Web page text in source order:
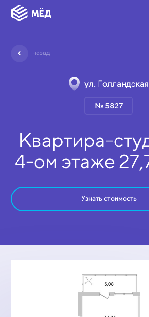
назад
ул. Голландская
№ 5827
Квартира-
4-ом этаже
Узнать стоимость